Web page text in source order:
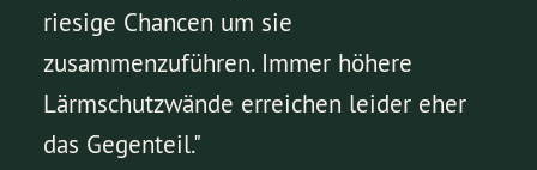
riesige Chancen um sie
zusammenzuführen. Immer höhere
Lärmschutzwände erreichen leider eher
das Gegenteil."